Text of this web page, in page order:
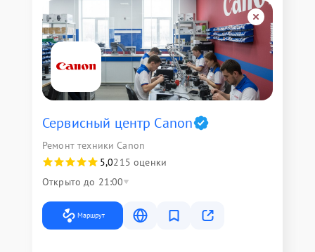
Сервисный центр Canon
Ремонт техники Canon
5,0215 оценки
Открыто до 21:00
Маршрут